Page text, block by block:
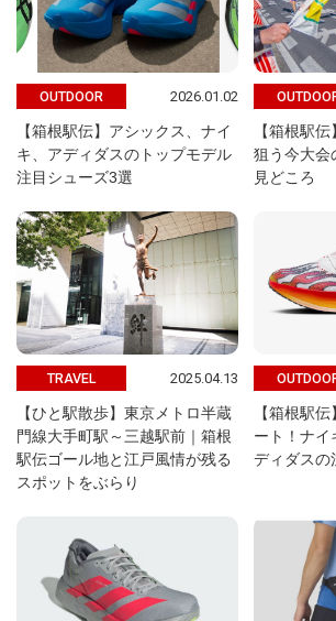
OUTDOOR 2026.01.02
【箱根駅伝】アシックス、ナイ
キ、アディダスのトップモデル
注目シューズ3選
【箱根駅
狙う今大会
見どころ
TRAVEL 2025.04.13
【ひと駅散歩】東京メトロ半蔵
門線大手町駅～三越駅前｜箱根
駅伝ゴール地と江戸風情が残る
スポットをぶらり
【箱根駅
ート！ナイ
ディダスの